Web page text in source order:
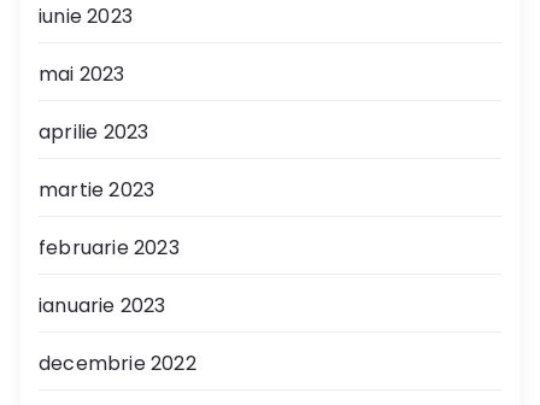
iunie 2023
mai 2023
aprilie 2023
martie 2023
februarie 2023
ianuarie 2023
decembrie 2022